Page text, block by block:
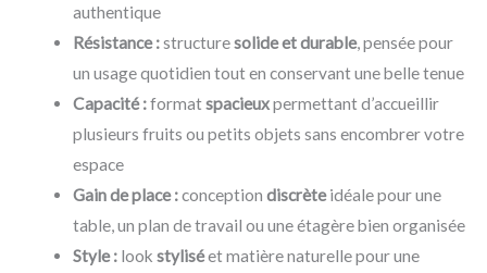
authentique
Résistance :structuresolide et durable, pensée pour
un usage quotidien tout en conservant une belle tenue
Capacité :formatspacieuxpermettant d’accueillir
plusieurs fruits ou petits objets sans encombrer votre
espace
Gain de place :conception discrèteidéale pour une
table, un plan de travail ou une étagère bien organisée
Style :look styliséet matière naturelle pour une